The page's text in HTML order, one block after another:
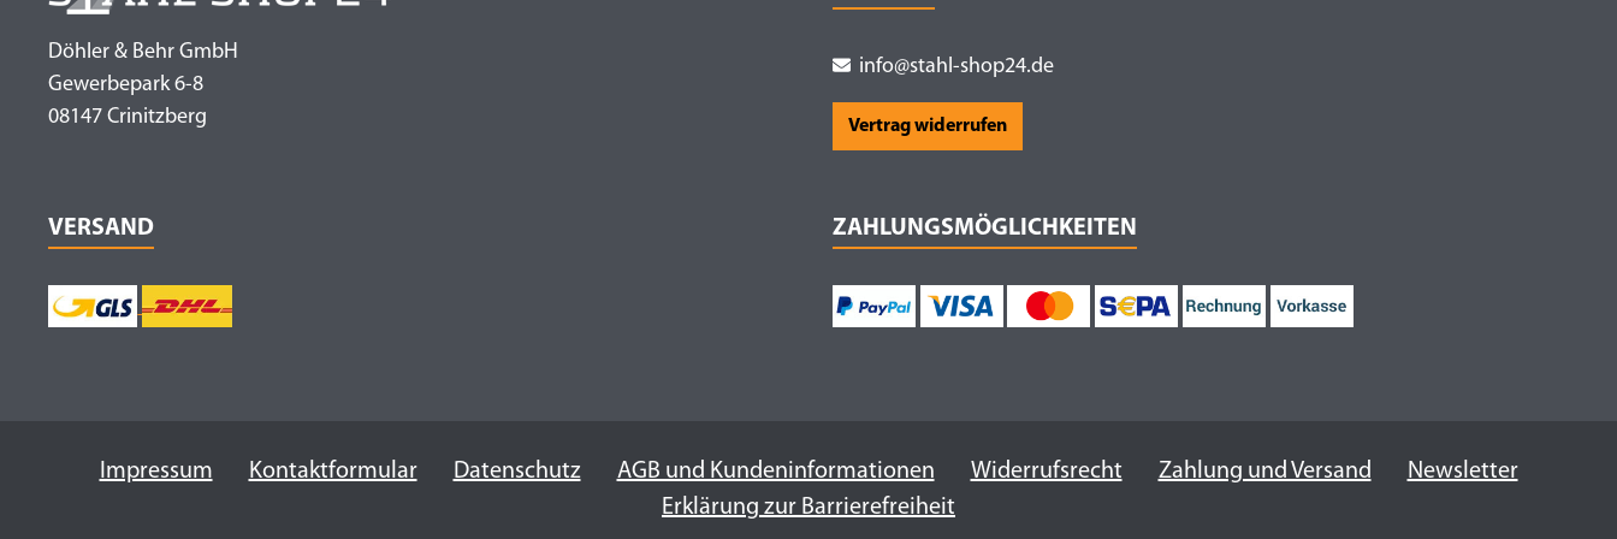
Döhler & Behr GmbH
Gewerbepark 6-8
08147 Crinitzberg
info@stahl-shop24.de
Vertrag widerrufen
VERSAND ZAHLUNGSMÖGLICHKEITEN
Impressum Kontaktformular Datenschutz AGB und Kundeninformationen Widerrufsrecht Zahlung und Versand
Newsletter
Erklärung zur Barrierefreiheit